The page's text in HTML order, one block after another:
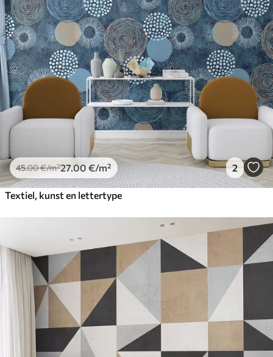
45.00€/m²27.00 €/m² 2
Textiel, kunst en lettertype